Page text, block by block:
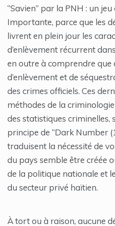
‘’Savien’’ par la PNH : un
Importante, parce que les
livrent en plein jour les
d’enlèvement récurrent
en outre à comprendre que
d’enlèvement et de
des crimes officiels. Ces
méthodes de la
des statistiques criminelles,
principe de ‘’Dark Number
traduisent la nécessité de
du pays semble être créée
de la politique nationale et
du secteur privé haïtien.
À tort ou à raison, aucune